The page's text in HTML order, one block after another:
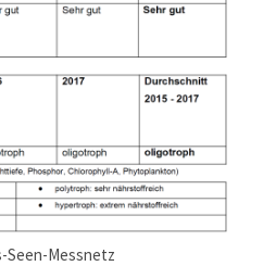
Seen-Messnetz